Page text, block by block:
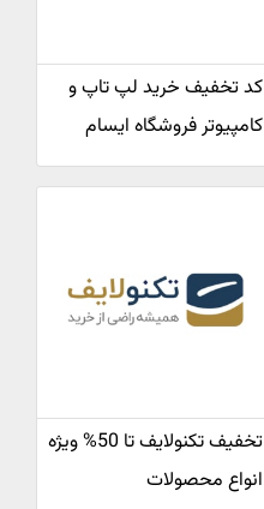
کد تخفیف خرید لپ تاپ و
کامپیوتر فروشگاه ایسام
تخفیف تکنولایف تا 50% ویژه
انواع محصولات